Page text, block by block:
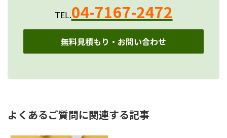
TEL.04-7167-2472
無料見積もり・お問い合わせ
よくあるご質問に関連する記事